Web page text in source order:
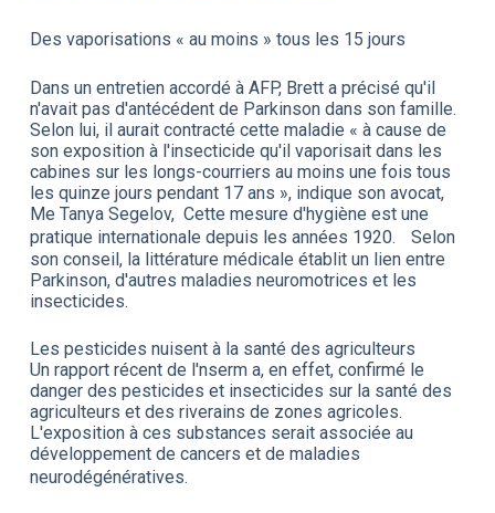
Des vaporisations « au moins » tous les 15 jours
Dans un entretien accordé à AFP, Brett a précisé qu'il
n'avait pas d'antécédent de Parkinson dans son famille.
Selon lui, il aurait contracté cette maladie « à cause de
son exposition à l'insecticide qu'il vaporisait dans les
cabines sur les longs-courriers au moins une fois tous
les quinze jours pendant 17 ans », indique son avocat,
Me Tanya Segelov, Cette mesure d'hygiène est une
pratique internationale depuis les années 1920. Selon
son conseil, la littérature médicale établit un lien entre
Parkinson, d'autres maladies neuromotrices et les
insecticides.
Les pesticides nuisent à la santé des agriculteurs
Un rapport récent de l'nserm a, en effet, confirmé le
danger des pesticides et insecticides sur la santé des
agriculteurs et des riverains de zones agricoles.
L'exposition à ces substances serait associée au
développement de cancers et de maladies
neurodégénératives.